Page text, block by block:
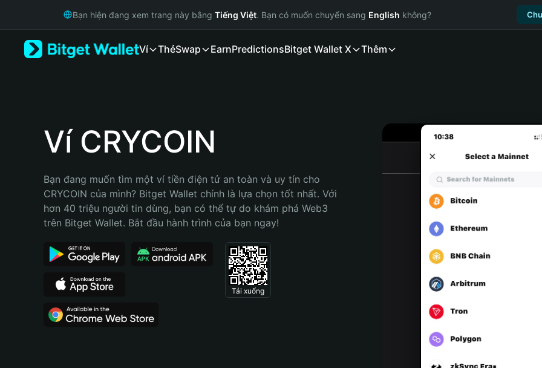
Русский
Bahasa Indonesia
Português (Brasil)
Bạn hiện đang xem trang này bằng Tiếng Việt. Bạn có muốn chuyển sang English không?
Ví ThẻSwap EarnPredictionsBitget Wallet X Thêm
Ví CRYCOIN
Bạn đang muốn tìm một ví tiền điện tử an toàn và uy tín cho
CRYCOIN của mình? Bitget Wallet chính là lựa chọn tốt nhất. Với
hơn 40 triệu người tin dùng, bạn có thể tự do khám phá Web3
trên Bitget Wallet. Bắt đầu hành trình của bạn ngay!
Tải xuống